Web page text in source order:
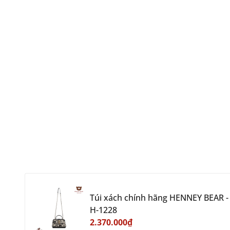
Túi xách chính hãng HENNEY BEAR -
H-1228
2.370.000₫